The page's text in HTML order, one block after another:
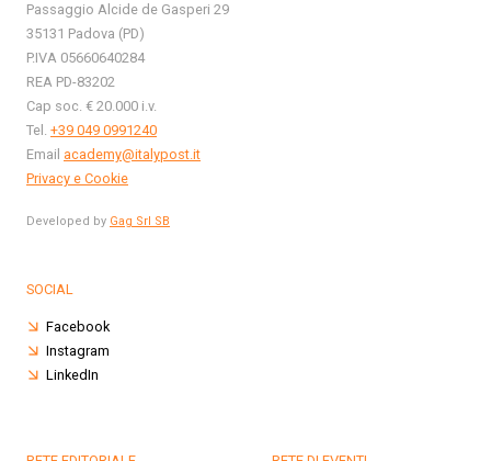
Passaggio Alcide de Gasperi 29
35131 Padova (PD)
P.IVA 05660640284
REA PD-83202
Cap soc. € 20.000 i.v.
Tel. +39 049 0991240
Email academy@italypost.it
Privacy e Cookie
Developed by Gag Srl SB
SOCIAL
Facebook
Instagram
LinkedIn